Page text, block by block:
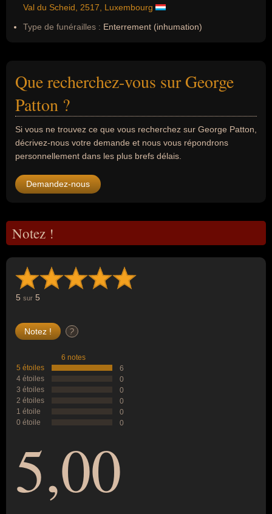
Val du Scheid, 2517, Luxembourg
Type de funérailles : Enterrement (inhumation)
Que recherchez-vous sur George
Patton ?
Si vous ne trouvez ce que vous recherchez sur George Patton,
décrivez-nous votre demande et nous vous répondrons
personnellement dans les plus brefs délais.
Demandez-nous
Notez !
5 sur 5
?
6 notes
5 étoiles
6
4 étoiles
0
3 étoiles
0
2 étoiles
0
1 étoile
0
0 étoile
0
5,00